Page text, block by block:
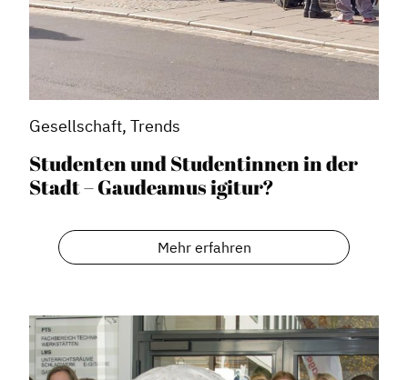
Gesellschaft, Trends
Studenten und Studentinnen in der
Stadt – Gaudeamus igitur?
Mehr erfahren